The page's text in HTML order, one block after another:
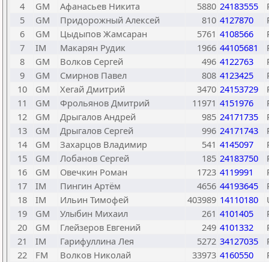
4
GM Афанасьев Никита 5880 24183555
5
GM Придорожный Алексей 810 4127870
6
GM Цыдыпов Жамсаран 5761 4108566
7
IM Макарян Рудик 1966 44105681
8
GM Волков Сергей 496 4122763
9
GM Смирнов Павел 808 4123425
10
GM Хегай Дмитрий 3470 24153729
11
GM Фрольянов Дмитрий 11971 4151976
12
GM Дрыгалов Андрей 985 24171735
13
GM Дрыгалов Сергей 996 24171743
14
GM Захарцов Владимир 541 4145097
15
GM Лобанов Сергей 185 24183750
16
GM Овечкин Роман 1723 4119991
17
IM Пингин Артём 4656 44193645
18
IM Ильин Тимофей 403989 14110180
19
GM Улыбин Михаил 261 4101405
20
GM Глейзеров Евгений 249 4101332
21
IM Гарифуллина Лея 5272 34127035
22
FM Волков Николай 33973 4160550